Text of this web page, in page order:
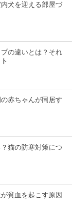
犬を迎える部屋づ
の違いとは？それ
赤ちゃんが同居す
猫の防寒対策につ
貧血を起こす原因